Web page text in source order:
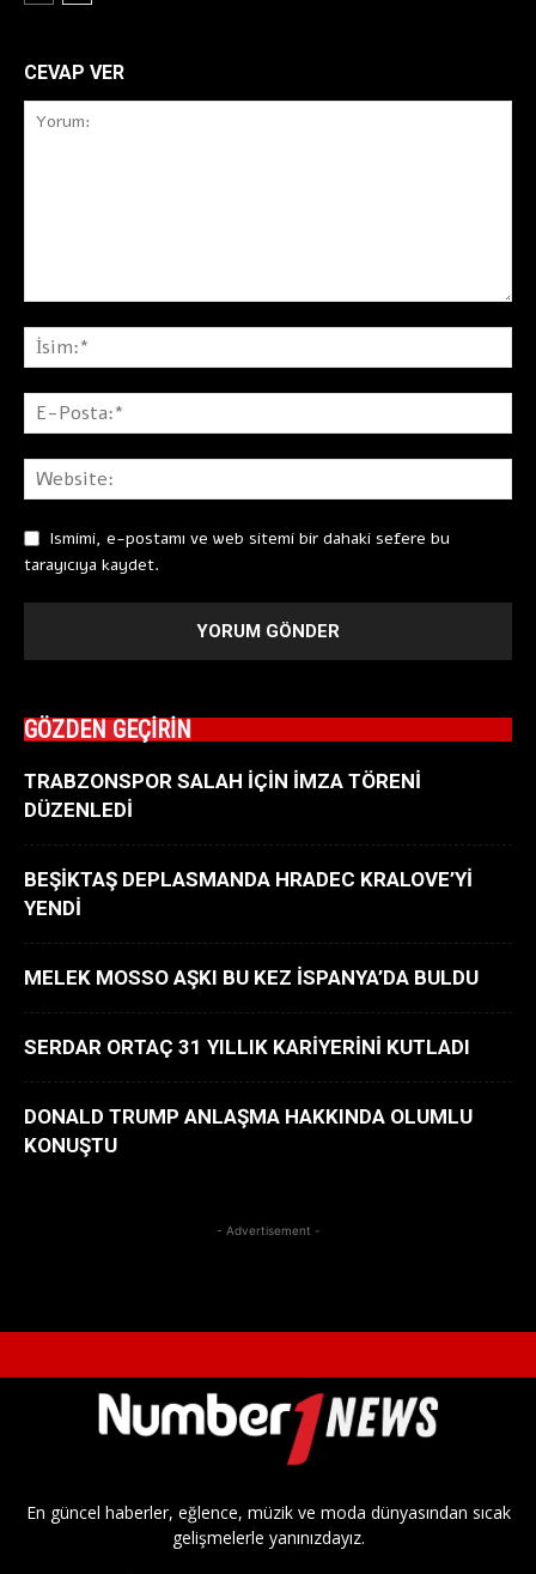
CEVAP VER
Ismimi, e-postamı ve web sitemi bir dahaki sefere bu
tarayıcıya kaydet.
GÖZDEN GEÇİRİN
TRABZONSPOR SALAH İÇİN İMZA TÖRENİ
DÜZENLEDİ
BEŞİKTAŞ DEPLASMANDA HRADEC KRALOVE’Yİ
YENDİ
MELEK MOSSO AŞKI BU KEZ İSPANYA’DA BULDU
SERDAR ORTAÇ 31 YILLIK KARİYERİNİ KUTLADI
DONALD TRUMP ANLAŞMA HAKKINDA OLUMLU
KONUŞTU
- Advertisement -
En güncel haberler, eğlence, müzik ve moda dünyasından sıcak
gelişmelerle yanınızdayız.